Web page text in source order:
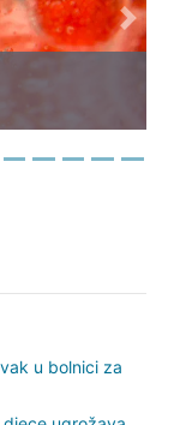
05.08.2020.
Next
u bolnici za